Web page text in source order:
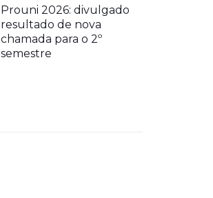
Prouni 2026: divulgado
resultado de nova
chamada para o 2º
semestre